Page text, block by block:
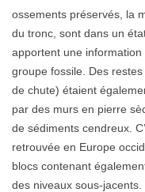
ossements préservés, la
du tronc, sont dans un
apportent une
groupe fossile. Des
de chute) étaient
par des murs en pierre
de sédiments cendreux.
retrouvée en Europe
blocs contenant
des niveaux sous-jacents.